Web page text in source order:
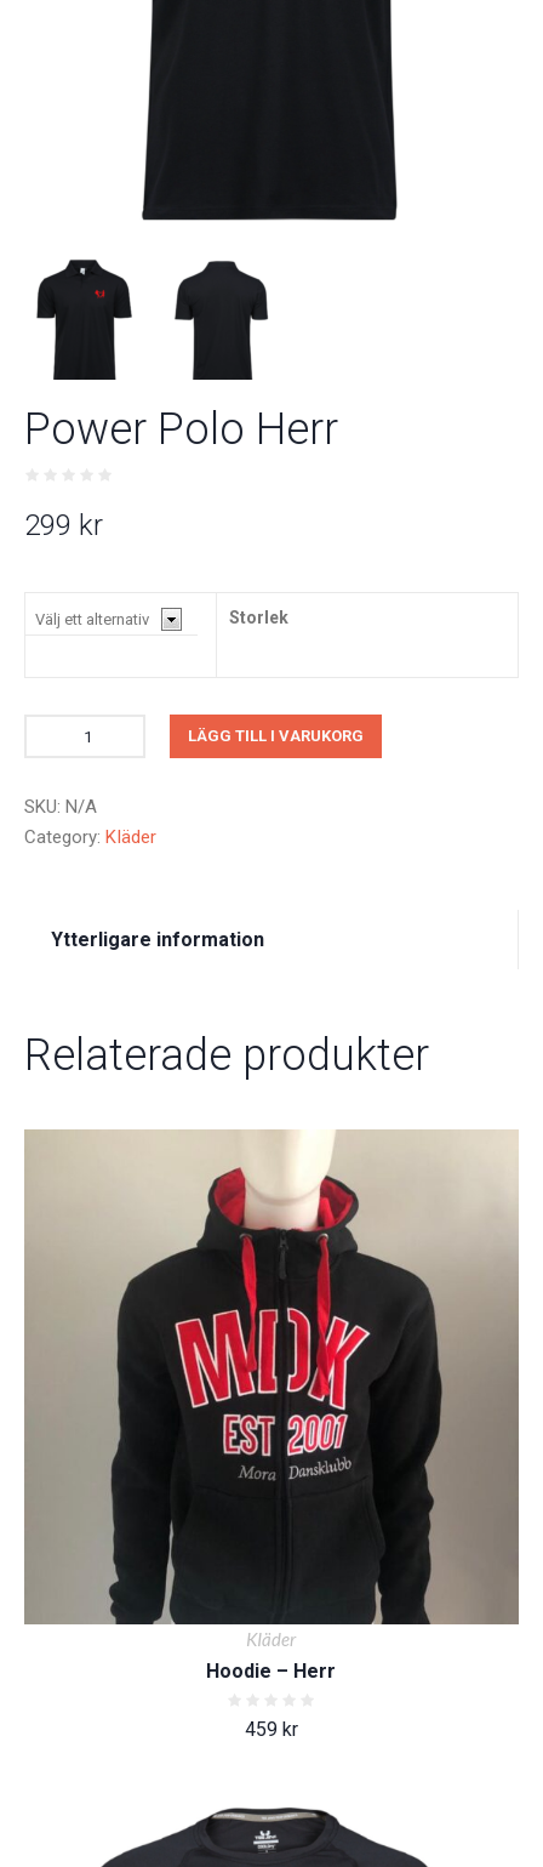
Power Polo Herr
299 kr
Storlek
LÄGG TILL I VARUKORG
SKU: N/A
Category: KIäder
Ytterligare information
Relaterade produkter
KIäder
Hoodie – Herr
459 kr